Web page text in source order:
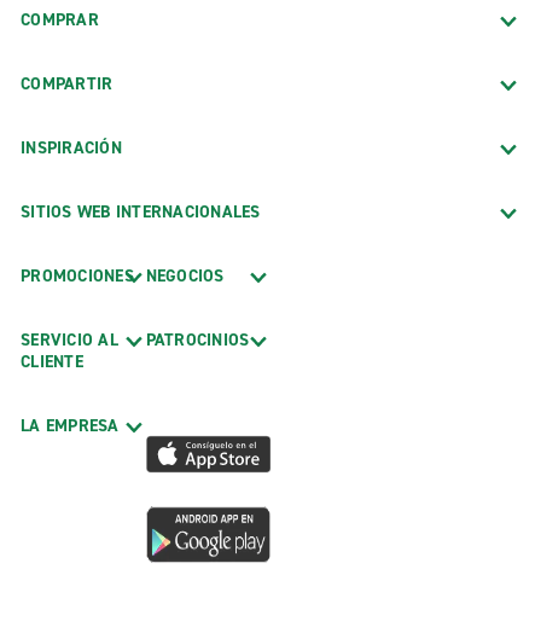
COMPRAR
COMPARTIR
INSPIRACIÓN
SITIOS WEB INTERNACIONALES
PROMOCIONES
SERVICIO AL
CLIENTE
LA EMPRESA
NEGOCIOS
PATROCINIOS